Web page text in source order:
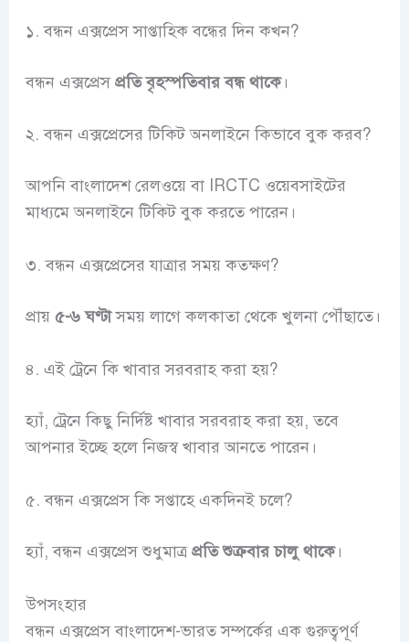
১. বন্ধন এক্সপ্রেস সাপ্তাহিক বন্ধের দিন কখন?
বন্ধন এক্সপ্রেস প্রতি বৃহস্পতিবার বন্ধ থাকে।
২. বন্ধন এক্সপ্রেসের টিকিট অনলাইনে কিভাবে বুক করব?
আপনি বাংলাদেশ রেলওয়ে বা IRCTC ওয়েবসাইটের
মাধ্যমে অনলাইনে টিকিট বুক করতে পারেন।
৩. বন্ধন এক্সপ্রেসের যাত্রার সময় কতক্ষণ?
প্রায় ৫-৬ ঘণ্টাসময় লাগে কলকাতা থেকে খুলনা পৌঁছাতে।
৪. এই ট্রেনে কি খাবার সরবরাহ করা হয়?
হ্যাঁ, ট্রেনে কিছু নির্দিষ্ট খাবার সরবরাহ করা হয়, তবে
আপনার ইচ্ছে হলে নিজস্ব খাবার আনতে পারেন।
৫. বন্ধন এক্সপ্রেস কি সপ্তাহে একদিনই চলে?
হ্যাঁ, বন্ধন এক্সপ্রেস শুধুমাত্র প্রতি শুক্রবার চালু থাকে।
উপসংহার
বন্ধন এক্সপ্রেস বাংলাদেশ-ভারত সম্পর্কের এক গুরুত্বপূর্ণ